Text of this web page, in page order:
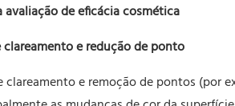
avaliação de eficácia cosmética
e redução de ponto
e remoção de pontos (por